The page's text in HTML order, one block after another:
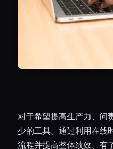
对于希望提高生产力、问
少的工具。通过利用在线
流程并提高整体绩效。有